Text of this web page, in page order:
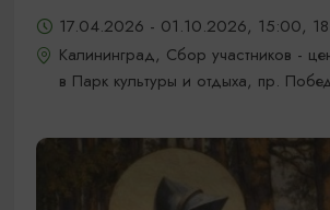
17.04.2026 - 01.10.2026, 15:00,
Калининград, Сбор участников -
в Парк культуры и отдыха, пр.